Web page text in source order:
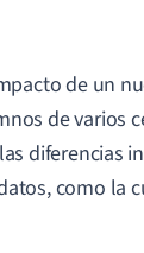
de un
de varios
diferencias
como la